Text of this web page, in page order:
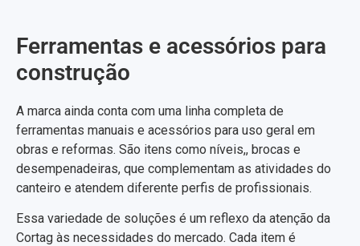
Ferramentas e acessórios para
construção
A marca ainda conta com uma linha completa de
ferramentas manuais e acessórios para uso geral em
obras e reformas. São itens como níveis,, brocas e
desempenadeiras, que complementam as atividades do
canteiro e atendem diferente perfis de profissionais.
Essa variedade de soluções é um reflexo da atenção da
Cortag às necessidades do mercado. Cada item é